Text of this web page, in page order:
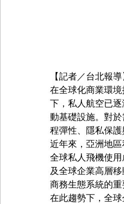
【記者／台北報導
在全球化商業環
下，私人航空已
動基礎設施。對
程彈性、隱私保
近年來，亞洲地
全球私人飛機使
及全球企業高層
商務生態系統的重
在此趨勢下，全